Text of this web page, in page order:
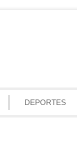
DEPORTES